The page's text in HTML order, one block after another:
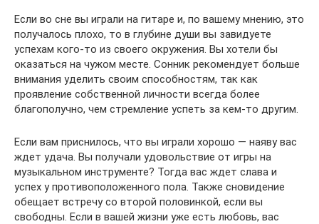
Если во сне вы играли на гитаре и, по вашему мнению, это
получалось плохо, то в глубине души вы завидуете
успехам кого-то из своего окружения. Вы хотели бы
оказаться на чужом месте. Сонник рекомендует больше
внимания уделить своим способностям, так как
проявление собственной личности всегда более
благополучно, чем стремление успеть за кем-то другим.
Если вам приснилось, что вы играли хорошо — наяву вас
ждет удача. Вы получали удовольствие от игры на
музыкальном инструменте? Тогда вас ждет слава и
успех у противоположенного пола. Также сновидение
обещает встречу со второй половинкой, если вы
свободны. Если в вашей жизни уже есть любовь, вас